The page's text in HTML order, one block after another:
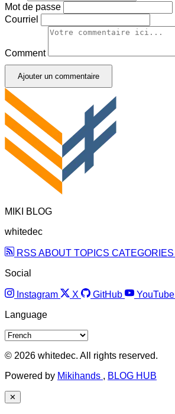
Mot de passe
Courriel
Comment
Ajouter un commentaire
MIKI BLOG
whitedec
RSS ABOUT TOPICS CATEGORIES
Social
Instagram X GitHub YouTube
Language
© 2026 whitedec. All rights reserved.
Powered by Mikihands , BLOG HUB
✕